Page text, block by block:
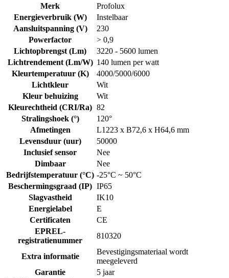
Merk
Profolux
Energieverbruik (W)
Instelbaar
Aansluitspanning (V)
230
Powerfactor
> 0,9
Lichtopbrengst (Lm)
3220 - 5600 lumen
Lichtrendement (Lm/W) 140 lumen per watt
Kleurtemperatuur (K)
4000/5000/6000
Lichtkleur
Wit
Kleur behuizing
Wit
Kleurechtheid (CRI/Ra) 82
Stralingshoek (°)
120°
Afmetingen
L1223 x B72,6 x H64,6 mm
Levensduur (uur)
50000
Inclusief sensor
Nee
Dimbaar
Nee
Bedrijfstemperatuur (°C) -25°C ~ 50°C
Beschermingsgraad (IP) IP65
Slagvastheid
IK10
Energielabel
E
Certificaten
CE
EPREL-
registratienummer
810320
Extra informatie
Bevestigingsmateriaal wordt
meegeleverd
Garantie
5 jaar